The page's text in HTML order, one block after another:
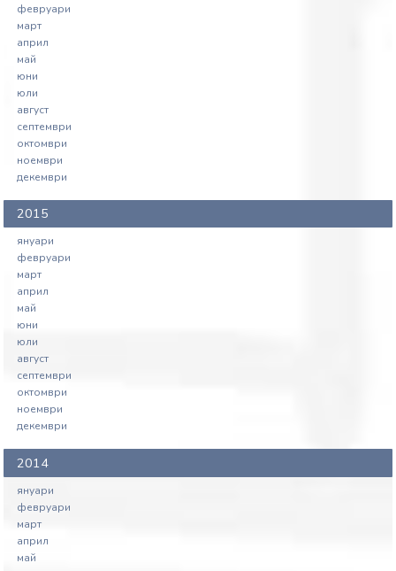
февруари
март
април
май
юни
юли
август
септември
октомври
ноември
декември
2015
януари
февруари
март
април
май
юни
юли
август
септември
октомври
ноември
декември
2014
януари
февруари
март
април
май